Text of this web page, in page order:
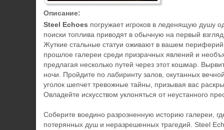
Описание:
Steel Echoes погружает игроков в леденящую душу
поиски топлива приводят в обычную на первый
Жуткие стальные статуи оживают в вашем
прошлое галереи среди призрачных явлений и
предлагая несколько путей через этот кошмар.
ночи. Пройдите по лабиринту залов, окутанных
уголок шепчет тревожные тайны, призывая вас
Овладейте искусством уклоняться от неустанного
Соберите воедино разрозненную историю галереи,
потерянных душ и неразрешенных трагедий. Steel